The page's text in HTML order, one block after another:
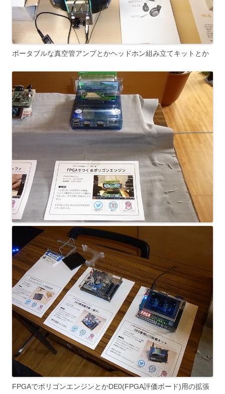
ポータブルな真空管アンプとかヘッドホン組み立てキットとか
FPGAでポリゴンエンジンとかDE0(FPGA評価ボード)用の拡張